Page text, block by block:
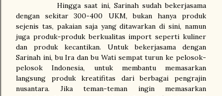
Hingga saat ini, Sarinah sudah bekerjasama
dengan sekitar 300-400 UKM, bukan hanya produk
sejenis tas, pakaian saja yang ditawarkan di sini, namun
juga produk-produk berkualitas import seperti kuliner
dan produk kecantikan. Untuk bekerjasama dengan
Sarinah ini, bu Ira dan bu Wati sempat turun ke pelosok-
pelosok Indonesia, untuk membantu memasarkan
langsung produk kreatifitas dari berbagai pengrajin
nusantara. Jika teman-teman ingin memasarkan